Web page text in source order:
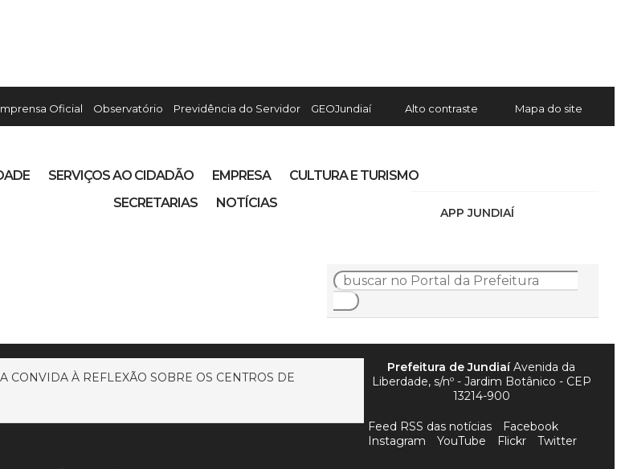
Oficial Observatório Previdência do Servidor GEOJundiaí Alto contraste Mapa do site
APP JUNDIAÍ
SERVIÇOS AO CIDADÃO EMPRESA
CULTURA E TURISMO
SECRETARIAS
NOTÍCIAS
CONVIDA À REFLEXÃO SOBRE OS CENTROS DE
Prefeitura de JundiaíAvenida da
Liberdade, s/nº - Jardim Botânico - CEP
13214-900
Feed RSS das notícias
Facebook
Instagram
YouTube Flickr Twitter